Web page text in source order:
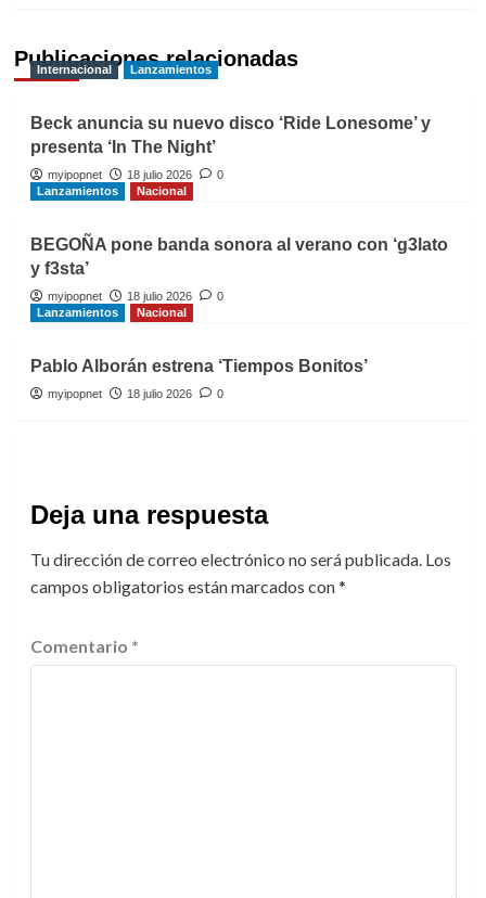
Publicaciones relacionadas
Internacional Lanzamientos
Beck anuncia su nuevo disco ‘Ride Lonesome’ y
presenta ‘In The Night’
myipopnet 18 julio 2026
0
Lanzamientos
Nacional
BEGOÑA pone banda sonora al verano con ‘g3lato
y f3sta’
myipopnet 18 julio 2026
0
Lanzamientos
Nacional
Pablo Alborán estrena ‘Tiempos Bonitos’
myipopnet 18 julio 2026 0
Deja una respuesta
Tu dirección de correo electrónico no será publicada. Los
campos obligatorios están marcados con*
Comentario *